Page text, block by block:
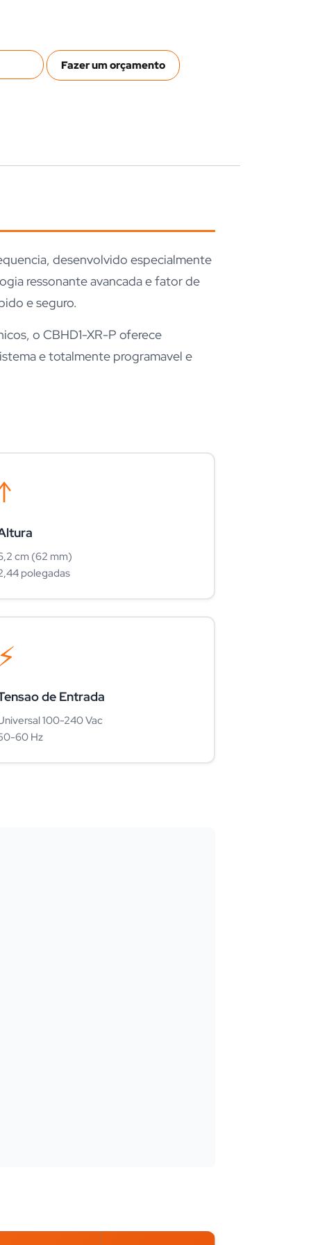
Fazer um orçamento
desenvolvido especialmente
ressonante avancada e fator de
e seguro.
o CBHD1-XR-P oferece
e totalmente programavel e
cm (62 mm)
polegadas
de Entrada
100-240 Vac
60 Hz